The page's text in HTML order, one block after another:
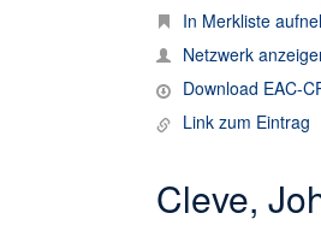
In Merkliste
Netzwerk
Download EAC-
Link zum Eintrag
Cleve,